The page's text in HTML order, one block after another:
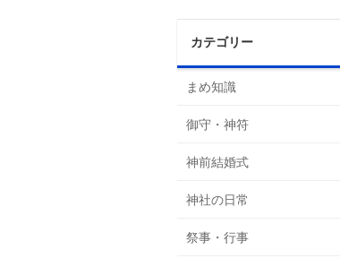
カテゴリー
まめ知識
御守・神符
神前結婚式
神社の日常
祭事・行事